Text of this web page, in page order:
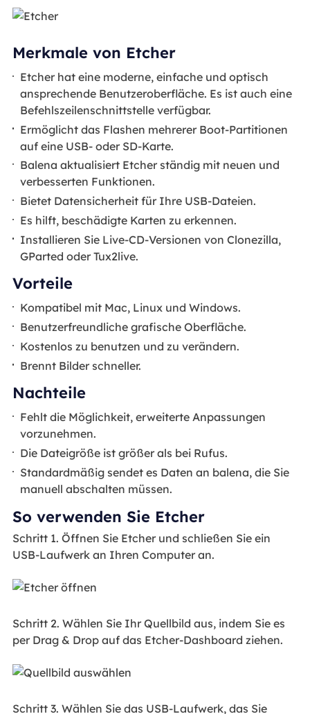
Merkmale von Etcher
Etcher hat eine moderne, einfache und optisch
ansprechende Benutzeroberfläche. Es ist auch eine
Befehlszeilenschnittstelle verfügbar.
Ermöglicht das Flashen mehrerer Boot-Partitionen
auf eine USB- oder SD-Karte.
Balena aktualisiert Etcher ständig mit neuen und
verbesserten Funktionen.
Bietet Datensicherheit für Ihre USB-Dateien.
Es hilft, beschädigte Karten zu erkennen.
Installieren Sie Live-CD-Versionen von Clonezilla,
GParted oder Tux2live.
Vorteile
Kompatibel mit Mac, Linux und Windows.
Benutzerfreundliche grafische Oberfläche.
Kostenlos zu benutzen und zu verändern.
Brennt Bilder schneller.
Nachteile
Fehlt die Möglichkeit, erweiterte Anpassungen
vorzunehmen.
Die Dateigröße ist größer als bei Rufus.
Standardmäßig sendet es Daten an balena, die Sie
manuell abschalten müssen.
So verwenden Sie Etcher
Schritt 1. Öffnen Sie Etcher und schließen Sie ein
USB-Laufwerk an Ihren Computer an.
Schritt 2. Wählen Sie Ihr Quellbild aus, indem Sie es
per Drag & Drop auf das Etcher-Dashboard ziehen.
Schritt 3. Wählen Sie das USB-Laufwerk, das Sie